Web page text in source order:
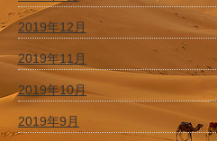
2019年12月
2019年11月
2019年10月
2019年9月